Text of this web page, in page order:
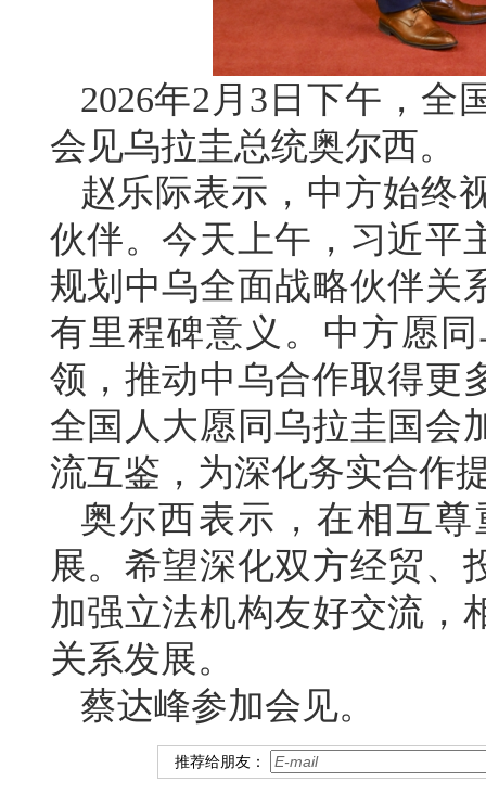
2026年2月3日下午，全
会见乌拉圭总统奥尔西。
赵乐际表示，中方始终
伙伴。今天上午，习近平
规划中乌全面战略伙伴关
有里程碑意义。中方愿
领，推动中乌合作取得更
全国人大愿同乌拉圭国会
流互鉴，为深化务实合作
奥尔西表示，在相互
展。希望深化双方经贸、
加强立法机构友好交流，
关系发展。
蔡达峰参加会见。
推荐给朋友：